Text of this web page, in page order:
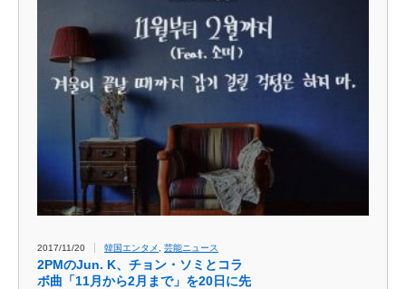
2017/11/20 韓国エンタメ 芸能ニュース
2PMのJun. K、チョン・ソミとコラ
ボ曲「11月から2月まで」を20日に先